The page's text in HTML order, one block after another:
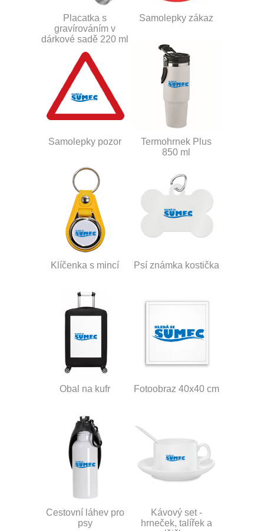
Placatka s
gravírováním v
dárkové sadě 220 ml
Samolepky zákaz
Samolepky pozor
Termohrnek Plus
850 ml
Klíčenka s mincí Psí známka kostička
Obal na kufr Fotoobraz 40x40 cm
Cestovní láhev pro
psy
Kávový set -
hrneček, talířek a